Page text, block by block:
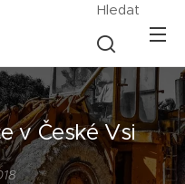
Hledat
v České Vsi